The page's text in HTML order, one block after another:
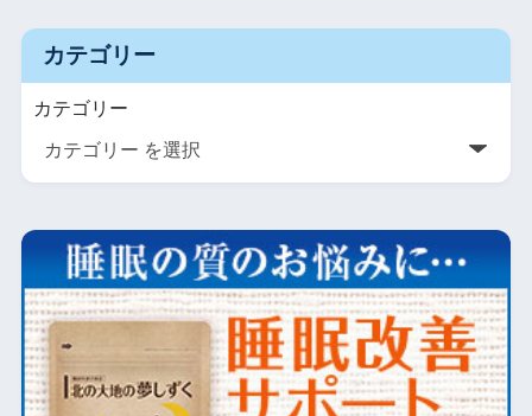
カテゴリー
カテゴリー